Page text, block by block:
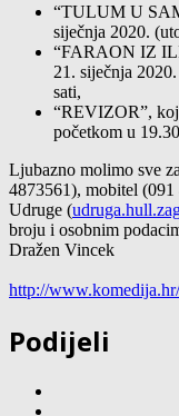
“TULUM U
siječnja 2020.
“FARAON IZ
21. siječnja
sati,
“REVIZOR”,
početkom u
Ljubazno molimo sve
4873561), mobitel
Udruge (
broju i osobnim
Dražen Vincek
http://
Podijeli